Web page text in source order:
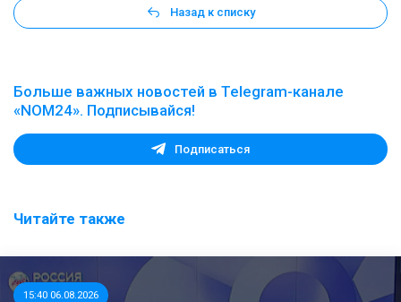
Назад к списку
Больше важных новостей в Telegram-канале
«NOM24». Подписывайся!
Подписаться
Читайте также
15:40 06.08.2026